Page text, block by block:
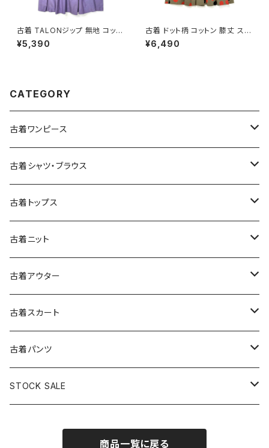
古着 TALONジップ 無地 コット
ン 膝丈 スカート 紫 (ba26070
02)
¥5,390
古着 ドット柄 コットン 膝丈 スカ
ート 茶 (ba2607006)
¥6,490
CATEGORY
古着ワンピース
古着長袖ワンピース
古着半袖ワンピース
古着ノースリーブワンピース
古着キャミソールワンピース
古着ベアトップワンピース
古着オールインワン
古着オーバーオール
古着シャツ・ブラウス
古着長袖シャツ・ブラウス
古着半袖シャツ・ブラウス
古着ノースリーブシャツ・ブラウス
古着トップス
古着スウェット&パーカー
古着スウェット
古着パーカー
古着プルオーバー
古着長袖プルオーバー
古着半袖プルオーバー
古着Ｔシャツ
古着長袖Ｔシャツ
古着半袖Ｔシャツ
古着ベスト
古着キャミソール
古着ニット
古着セーター
古着カーディガン
古着半袖ニット
古着ニットアウター
古着アウター
古着ライトジャケット
古着ライトコート
古着ヘビージャケット
古着スカート
古着ロング丈スカート (丈76cm-)
古着膝丈スカート (丈56-75cm)
古着パンツ
古着ロング丈パンツ
STOCK SALE
商品一覧に戻る